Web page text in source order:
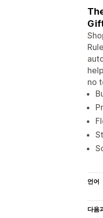
no
언어
다음